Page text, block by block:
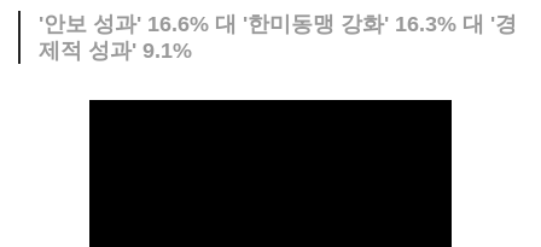
'안보 성과' 16.6% 대 '한미동맹 강화' 16.3% 대 '경
제적 성과' 9.1%